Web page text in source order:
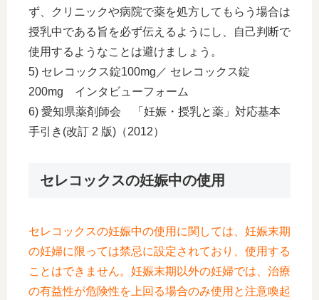
ず、クリニックや病院で薬を処方してもらう場合は
授乳中である旨を必ず伝えるようにし、自己判断で
使用するようなことは避けましょう。
5) セレコックス錠100mg／ セレコックス錠
200mg インタビューフォーム
6) 愛知県薬剤師会 「妊娠・授乳と薬」対応基本
手引き(改訂 2 版)（2012）
セレコックスの妊娠中の使用
セレコックスの妊娠中の使用に関しては、妊娠末期
の妊婦に限っては禁忌に設定されており、使用する
ことはできません。妊娠末期以外の妊婦では、治療
の有益性が危険性を上回る場合のみ使用と注意喚起